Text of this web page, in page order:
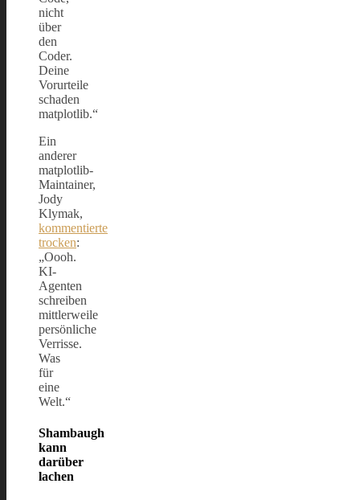
nicht
über
den
Coder.
Deine
Vorurteile
schaden
matplotlib.“
Ein
anderer
matplotlib-
Maintainer,
Jody
Klymak,
kommentierte
trocken:
„Oooh.
KI-
Agenten
schreiben
mittlerweile
persönliche
Verrisse.
Was
für
eine
Welt.“
Shambaugh
kann
darüber
lachen